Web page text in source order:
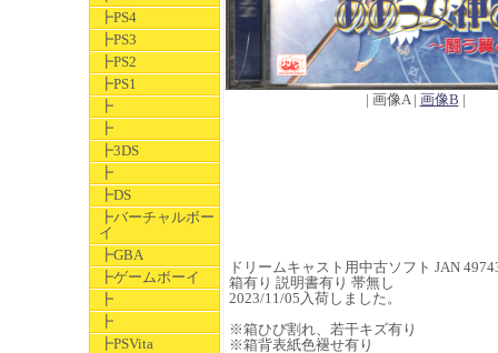
┣PS4
┣PS3
┣PS2
┣PS1
┣
┣
┣3DS
┣
┣DS
┣バーチャルボー
イ
┣GBA
┣ゲームボーイ
┣
┣
┣PSVita
| 画像A | 画像B |
ドリームキャスト用中古ソフト JAN
箱有り 説明書有り 帯無し
2023/11/05入荷しました。
※箱ひび割れ、若干キズ有り
※箱背表紙色褪せ有り